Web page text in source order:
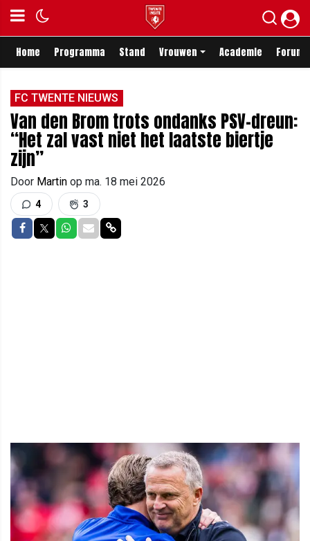
Home Programma Stand Vrouwen Academie Forum
FC TWENTE NIEUWS
Van den Brom trots ondanks PSV-dreun:
“Het zal vast niet het laatste biertje
zijn”
Door Martin op ma. 18 mei 2026
4 3
Delen op Facebook
Delen op Twitter
Delen op Whatsapp
Delen via Mail
Delen via link